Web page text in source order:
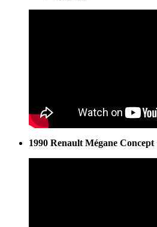
1990 Renault Mégane Concept